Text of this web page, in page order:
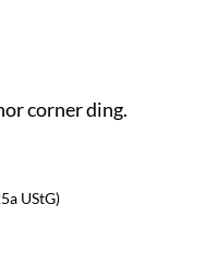
corner ding.
UStG)